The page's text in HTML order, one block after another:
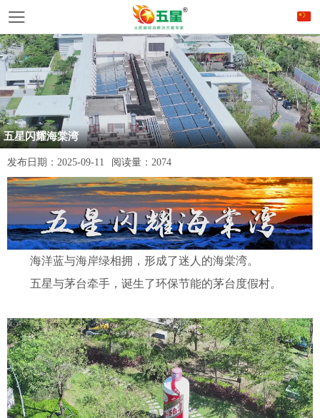
五星闪耀海棠湾
发布日期： 2025-09-11 阅读量： 2074
海洋蓝与海岸绿相拥，形成了迷人的海棠湾。
五星与茅台牵手，诞生了环保节能的茅台度假村。